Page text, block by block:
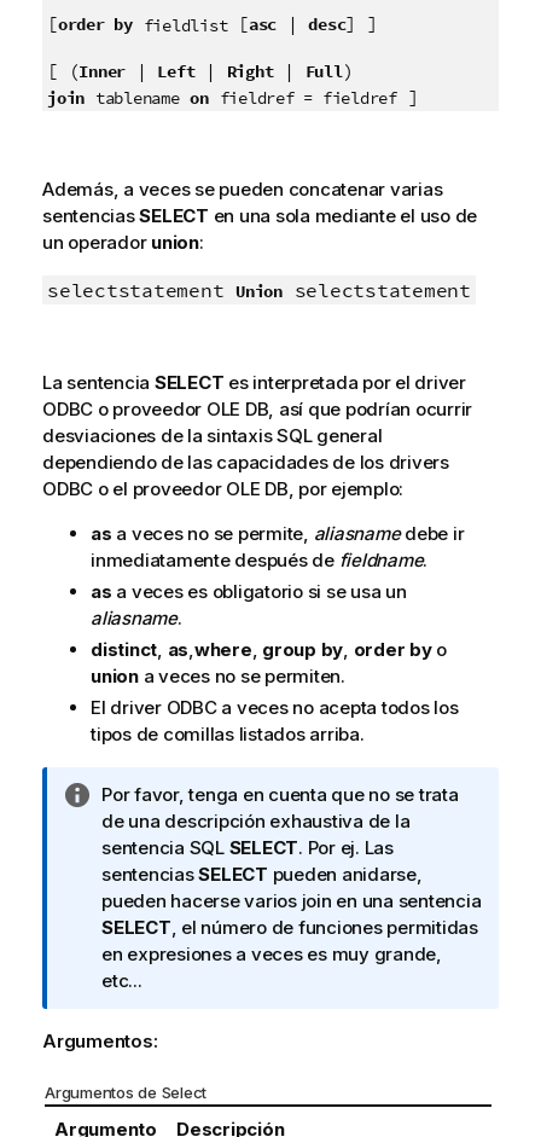
[order by fieldlist[asc |desc] ]
[ (Inner | Left| Right| Full )
join tablename on fieldref = fieldref]
Además, a veces se pueden concatenar varias
sentenciasSELECT en una sola mediante el uso de
un operador union:
selectstatement Unionselectstatement
La sentencia SELECT es interpretada por el driver
ODBC o proveedor OLE DB, así que podrían ocurrir
desviaciones de la sintaxisSQLgeneral
dependiendo de las capacidades de los drivers
ODBC o el proveedor OLE DB, por ejemplo:
as a veces no se permite, aliasnamedebe ir
inmediatamente después de fieldname.
as a veces es obligatorio si se usa un
aliasname.
distinct, as,where, group by, order byo
uniona veces no se permiten.
El driver ODBCa veces no acepta todos los
tipos de comillas listados arriba.
N
o
t
a
i
n
f
o
m
t
i
Por favor, tenga en cuenta que no se trata
de una descripción exhaustiva de la
sentencia SQL SELECT. Por ej. Las
sentenciasSELECT pueden anidarse,
pueden hacerse varios join en una sentencia
SELECT, el número de funciones permitidas
en expresiones a veces es muy grande,
etc...
Argumentos:
Argumentos de Select
Argumento Descripción